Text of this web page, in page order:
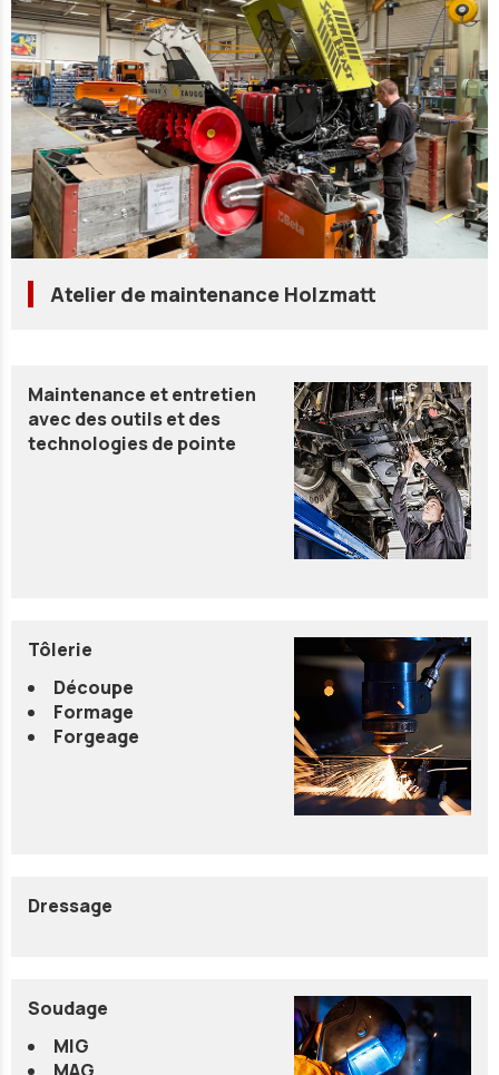
Atelier de maintenance Holzmatt
Maintenance et entretien
avec des outils et des
technologies de pointe
Tôlerie
Découpe
Formage
Forgeage
Dressage
Soudage
MIG